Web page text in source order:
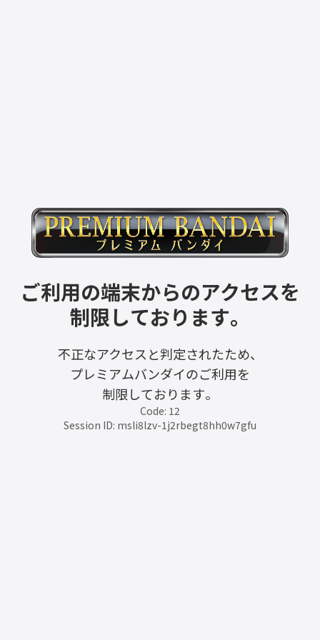
ご利用の端末からのアクセスを
制限しております。
不正なアクセスと判定されたため、
プレミアムバンダイのご利用を
制限しております。
Code: 12
Session ID: msli8lzv-1j2rbegt8hh0w7gfu